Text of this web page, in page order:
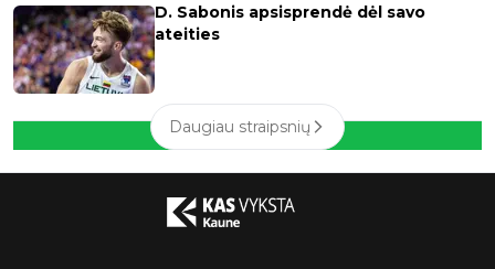
D. Sabonis apsisprendė dėl savo
ateities
Daugiau straipsnių